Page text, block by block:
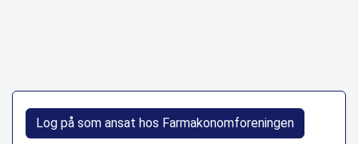
Log på som ansat hos Farmakonomforeningen